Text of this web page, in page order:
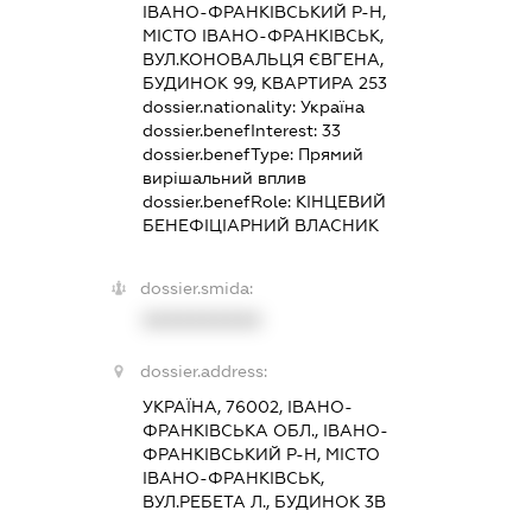
ІВАНО-ФРАНКІВСЬКИЙ Р-Н,
МІСТО ІВАНО-ФРАНКІВСЬК,
ВУЛ.КОНОВАЛЬЦЯ ЄВГЕНА,
БУДИНОК 99, КВАРТИРА 253
dossier.nationality:Україна
dossier.benefInterest:33
dossier.benefType: Прямий
вирішальний вплив
dossier.benefRole: КІНЦЕВИЙ
БЕНЕФІЦІАРНИЙ ВЛАСНИК
dossier.smida:
dossier.address:
УКРАЇНА, 76002, ІВАНО-
ФРАНКІВСЬКА ОБЛ., ІВАНО-
ФРАНКІВСЬКИЙ Р-Н, МІСТО
ІВАНО-ФРАНКІВСЬК,
ВУЛ.РЕБЕТА Л., БУДИНОК 3В